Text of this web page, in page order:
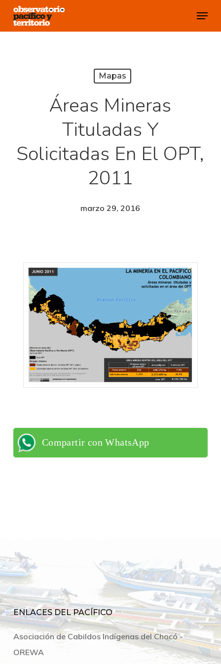
Skip
Menu
Mapas
Áreas Mineras
Tituladas Y
Solicitadas En El OPT,
2011
marzo 29, 2016
Compartir con WhatsApp
ENLACES DEL PACÍFICO
Asociación de Cabildos Indígenas del Chocó -
OREWA
Close